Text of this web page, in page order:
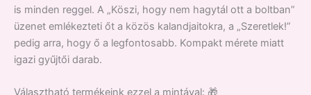
is minden reggel. A „Köszi, hogy nem hagytál ott a boltban”
üzenet emlékezteti őt a közös kalandjaitokra, a „Szeretlek!”
pedig arra, hogy ő a legfontosabb. Kompakt mérete miatt
igazi gyűjtői darab.
Választható termékeink ezzel a mintával: 🎁